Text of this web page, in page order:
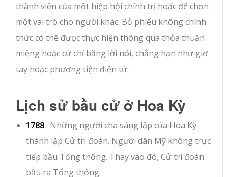
thành viên của một hiệp hội chính trị hoặc để chọn
một vai trò cho người khác. Bỏ phiếu không chính
thức có thể được thực hiện thông qua thỏa thuận
miệng hoặc cử chỉ bằng lời nói, chẳng hạn như giơ
tay hoặc phương tiện điện tử.
Lịch sử bầu cử ở Hoa Kỳ
1788: Những người cha sáng lập của Hoa Kỳ
thành lập Cử tri đoàn. Người dân Mỹ không trực
tiếp bầu Tổng thống. Thay vào đó, Cử tri đoàn
bầu ra Tổng thống.